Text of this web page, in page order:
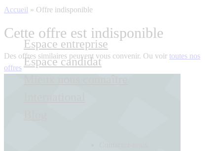
Espace entreprise
Espace candidat
Accueil » Offre indisponible
Cette offre est indisponible
Des offres similaires peuvent vous convenir. Ou voir toutes nos
offres